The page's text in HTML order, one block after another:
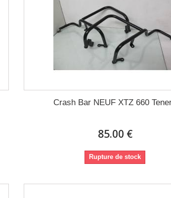
Crash Bar NEUF XTZ 660
85.00 €
Rupture de stock